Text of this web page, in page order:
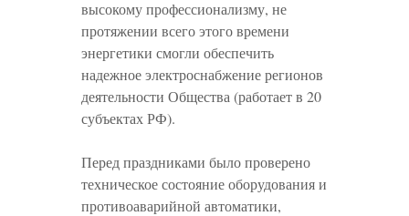
высокому профессионализму, не
протяжении всего этого времени
энергетики смогли обеспечить
надежное электроснабжение регионов
деятельности Общества (работает в 20
субъектах РФ).
Перед праздниками было проверено
техническое состояние оборудования и
противоаварийной автоматики,